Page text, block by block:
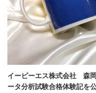
イーピーエス株式会社 森
ータ分析試験合格体験記を